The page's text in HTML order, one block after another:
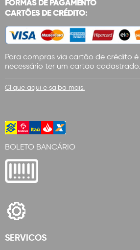
FORMAS DE PAGAMENTO
CARTÕES DE CRÉDITO:
Para compras via cartão de crédito é
necessário ter um cartão cadastrado.
Clique aqui e saiba mais.
BOLETO BANCÁRIO
SERVICOS